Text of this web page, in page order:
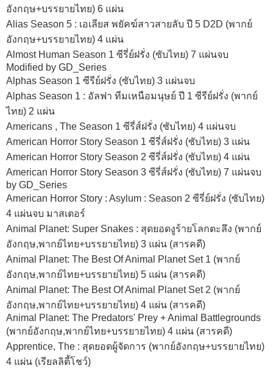
อังกฤษ+บรรยายไทย) 6 แผ่น
Alias Season 5 : เอเลียส พยัคฆ์สาวสายลับ ปี 5 D2D (พากย์
อังกฤษ+บรรยายไทย) 4 แผ่น
Almost Human Season 1 ซีรี่ย์ฝรั่ง (ซับไทย) 7 แผ่นจบ
Modified by GD_Series
Alphas Season 1 ซีรีย์ฝรั่ง (ซับไทย) 3 แผ่นจบ
Alphas Season 1 : อัลฟา ทีมเหนือมนุษย์ ปี 1 ซีรีย์ฝรั่ง (พากย์
ไทย) 2 แผ่น
Americans , The Season 1 ซีรี่ส์ฝรั่ง (ซับไทย) 4 แผ่นจบ
American Horror Story Season 1 ซีรี่ส์ฝรั่ง (ซับไทย) 3 แผ่น
American Horror Story Season 2 ซีรี่ส์ฝรั่ง (ซับไทย) 4 แผ่น
American Horror Story Season 3 ซีรี่ส์ฝรั่ง (ซับไทย) 7 แผ่นจบ
by GD_Series
American Horror Story : Asylum : Season 2 ซีรี่ย์ฝรั่ง (ซับไทย)
4 แผ่นจบ มาสเตอร์
Animal Planet: Super Snakes : สุดยอดงูร้ายโลกตะลึง (พากย์
อังกฤษ,พากย์ไทย+บรรยายไทย) 3 แผ่น (สารคดี)
Animal Planet: The Best Of Animal Planet Set 1 (พากย์
อังกฤษ,พากย์ไทย+บรรยายไทย) 5 แผ่น (สารคดี)
Animal Planet: The Best Of Animal Planet Set 2 (พากย์
อังกฤษ,พากย์ไทย+บรรยายไทย) 4 แผ่น (สารคดี)
Animal Planet: The Predators' Prey + Animal Battlegrounds
(พากย์อังกฤษ,พากย์ไทย+บรรยายไทย) 4 แผ่น (สารคดี)
Apprentice, The : สุดยอดผู้จัดการ (พากย์อังกฤษ+บรรยายไทย)
4 แผ่น (เรียลลิตี้โชว์)